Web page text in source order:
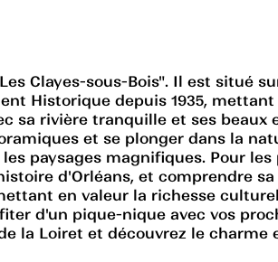
Clayes-sous-Bois". Il est situé
Historique depuis 1935, mettant
sa rivière tranquille et ses beaux
et se plonger dans la
paysages magnifiques. Pour les
d'Orléans, et comprendre
en valeur la richesse
d'un pique-nique avec vos
la Loiret et découvrez le charme